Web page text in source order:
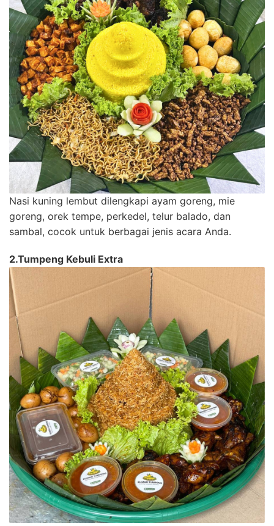
Nasi kuning lembut dilengkapi ayam goreng, mie
goreng, orek tempe, perkedel, telur balado, dan
sambal, cocok untuk berbagai jenis acara Anda.
2.Tumpeng Kebuli Extra